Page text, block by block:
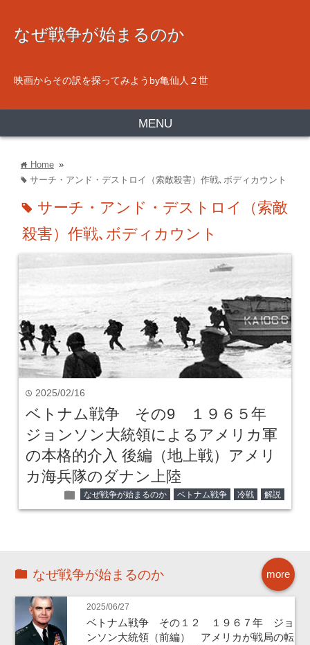
なぜ戦争が始まるのか
映画からその訳を探ってみようby亀仙人２世
MENU
home Home »
tag サーチ・アンド・デストロイ（索敵殺害）作戦､ボディカウント
tag サーチ・アンド・デストロイ（索敵
殺害）作戦､ボディカウント
time 2025/02/16
ベトナム戦争 その9 １９６５年
ジョンソン大統領によるアメリカ軍
の本格的介入 後編（地上戦）アメリ
カ海兵隊のダナン上陸
folder なぜ戦争が始まるのか ベトナム戦争 冷戦 解説
more
なぜ戦争が始まるのか
2025/06/27
ベトナム戦争 その１２ １９６７年 ジョ
ンソン大統領（前編） アメリカが戦局の転